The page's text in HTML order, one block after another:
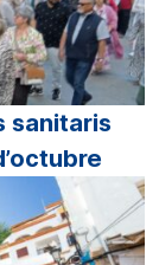
sanitaris